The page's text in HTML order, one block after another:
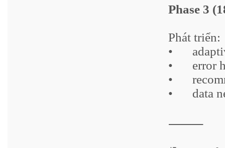
Phase 3
Phát triển:
•
•
error
•
•
data
⸻